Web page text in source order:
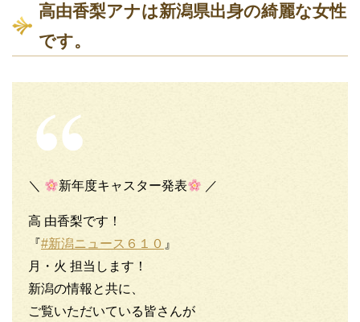
高由香梨アナは新潟県出身の綺麗な女性
です。
＼ 新年度キャスター発表 ／
高 由香梨です！
『#新潟ニュース６１０ 』
月・火 担当します！
新潟の情報と共に、
ご覧いただいている皆さんが